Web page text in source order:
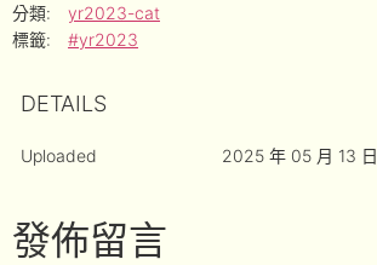
分類:
yr2023-cat
標籤:
#yr2023
DETAILS
Uploaded 2025 年 05 月 13 日
發佈留言